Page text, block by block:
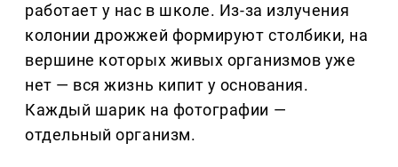
работает у нас в школе. Из-за излучения
колонии дрожжей формируют столбики, на
вершине которых живых организмов уже
нет — вся жизнь кипит у основания.
Каждый шарик на фотографии —
отдельный организм.